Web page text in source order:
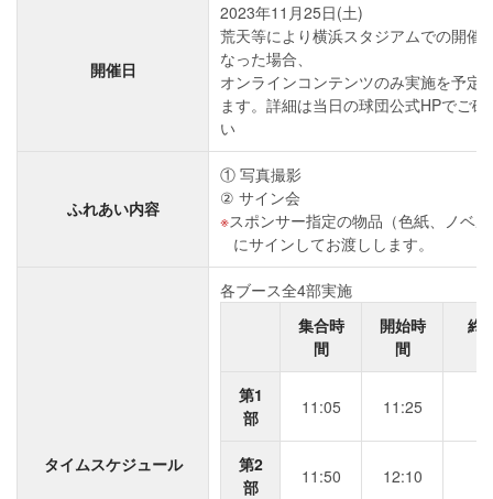
開催日
2023年11月25日(土)
荒天等により横浜スタジアムでの開催
なった場合、
オンラインコンテンツのみ実施を予定
ます。詳細は当日の球団公式HPでご確
い
ふれあい内容
① 写真撮影
② サイン会
スポンサー指定の物品（色紙、ノベ
にサインしてお渡しします。
タイムスケジュール
各ブース全4部実施
集合時
間
開始時
間
終
第1
部
11:05 11:25
第2
部
11:50 12:10